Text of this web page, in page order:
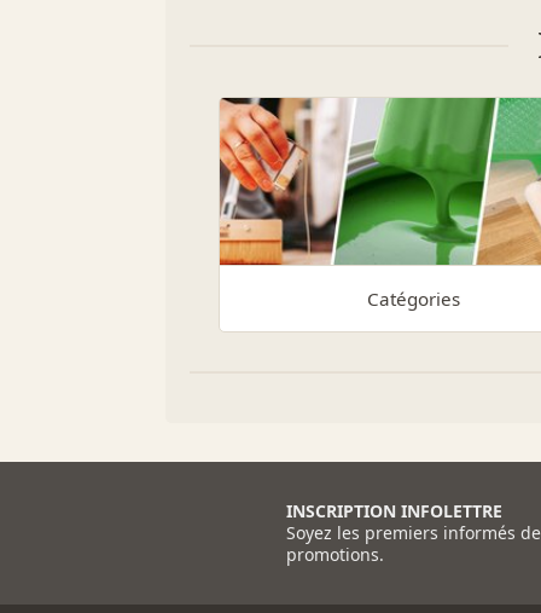
Catégories
INSCRIPTION INFOLETTRE
Soyez les premiers informés
promotions.